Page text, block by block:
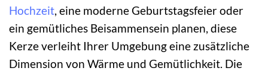
Hochzeit, eine moderne Geburtstagsfeier oder
ein gemütliches Beisammensein planen, diese
Kerze verleiht Ihrer Umgebung eine zusätzliche
Dimension von Wärme und Gemütlichkeit. Die